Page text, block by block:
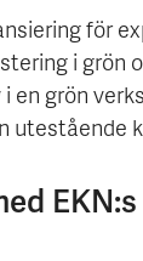
för
i grön
en grön
utestående